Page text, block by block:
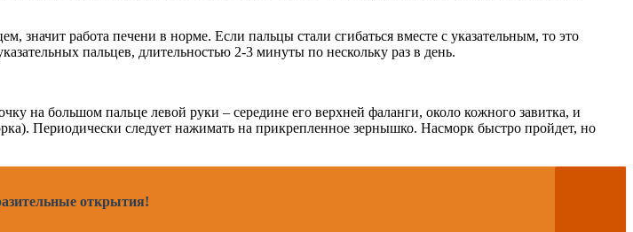
значит работа печени в норме. Если пальцы стали сгибаться вместе с указательным, то это
пальцев, длительностью 2-3 минуты по нескольку раз в день.
на большом пальце левой руки – середине его верхней фаланги, около кожного завитка, и
Периодически следует нажимать на прикрепленное зернышко. Насморк быстро пройдет, но
открытия!